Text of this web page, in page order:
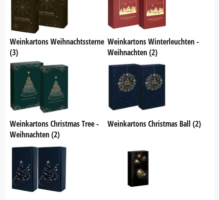
Weinkartons Weihnachtssterne
(3)
Weinkartons Winterleuchten -
Weihnachten (2)
Weinkartons Christmas Tree -
Weihnachten (2)
Weinkartons Christmas Ball (2)